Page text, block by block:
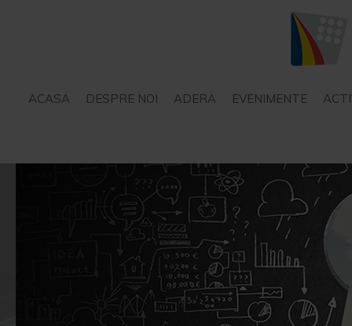
ACASA DESPRE NOI
SERVICII – CONSILIERE
PROIECTE
ADERA EVENIMENTE